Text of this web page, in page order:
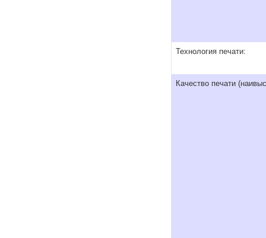
Технология печати:
Качество печати